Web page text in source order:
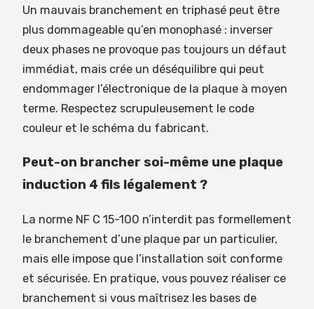
Un mauvais branchement en triphasé peut être
plus dommageable qu’en monophasé : inverser
deux phases ne provoque pas toujours un défaut
immédiat, mais crée un déséquilibre qui peut
endommager l’électronique de la plaque à moyen
terme. Respectez scrupuleusement le code
couleur et le schéma du fabricant.
Peut-on brancher soi-même une plaque
induction 4 fils légalement ?
La norme NF C 15-100 n’interdit pas formellement
le branchement d’une plaque par un particulier,
mais elle impose que l’installation soit conforme
et sécurisée. En pratique, vous pouvez réaliser ce
branchement si vous maîtrisez les bases de